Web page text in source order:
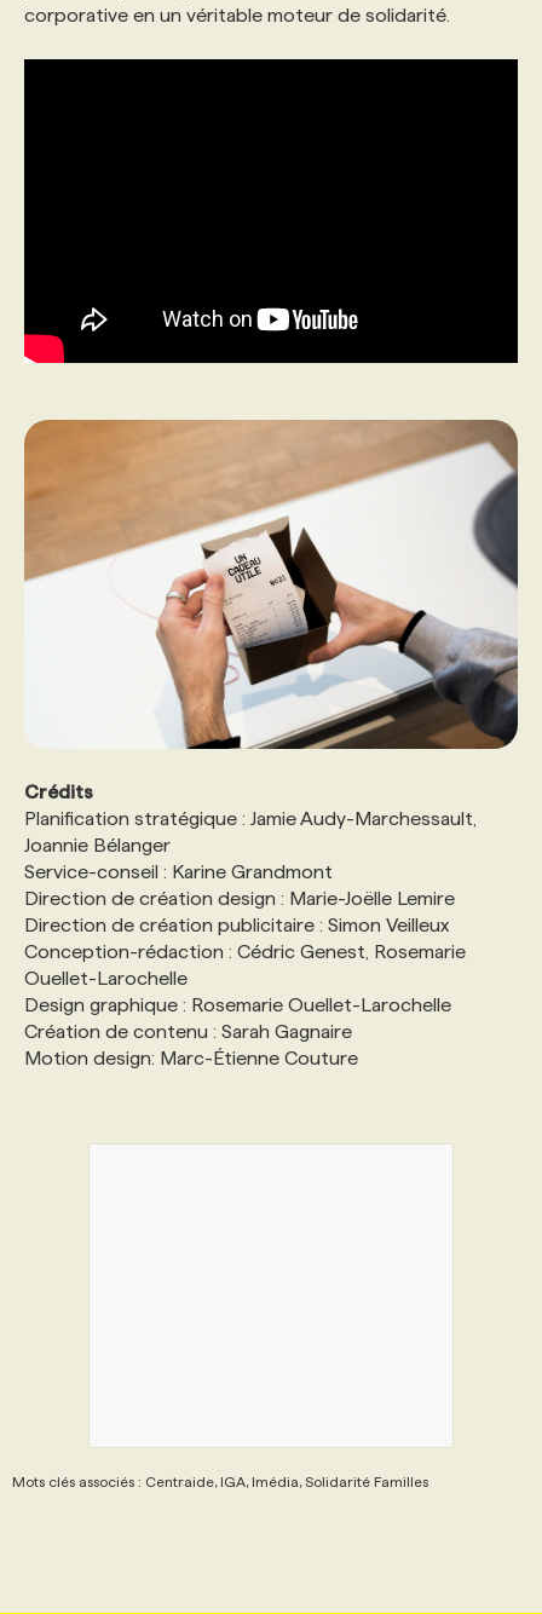
corporative en un véritable moteur de solidarité.
Crédits
Planification stratégique : Jamie Audy-Marchessault,
Joannie Bélanger
Service-conseil : Karine Grandmont
Direction de création design : Marie-Joëlle Lemire
Direction de création publicitaire : Simon Veilleux
Conception-rédaction : Cédric Genest, Rosemarie
Ouellet-Larochelle
Design graphique : Rosemarie Ouellet-Larochelle
Création de contenu : Sarah Gagnaire
Motion design: Marc-Étienne Couture
Mots clés associés : Centraide, IGA, Imédia, Solidarité Familles